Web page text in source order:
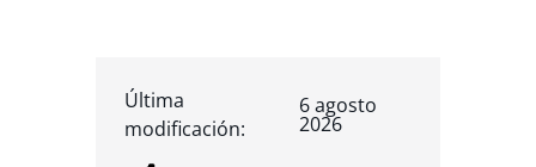
Última
modificación:
6 agosto
2026